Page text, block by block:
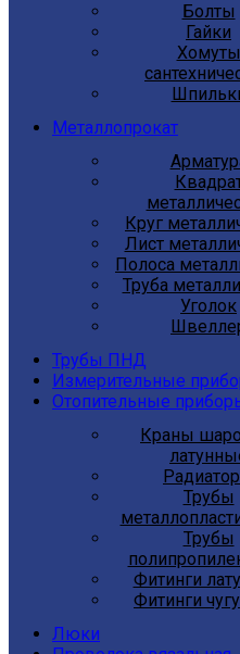
Болты
Гайки
Хомуты
Металлопрокат
Круг
Лист
Полоса
Труба
Уголок
Трубы ПНД
Измерительные
Отопительные
Краны
Трубы
Трубы
Фитинги
Фитинги
Люки